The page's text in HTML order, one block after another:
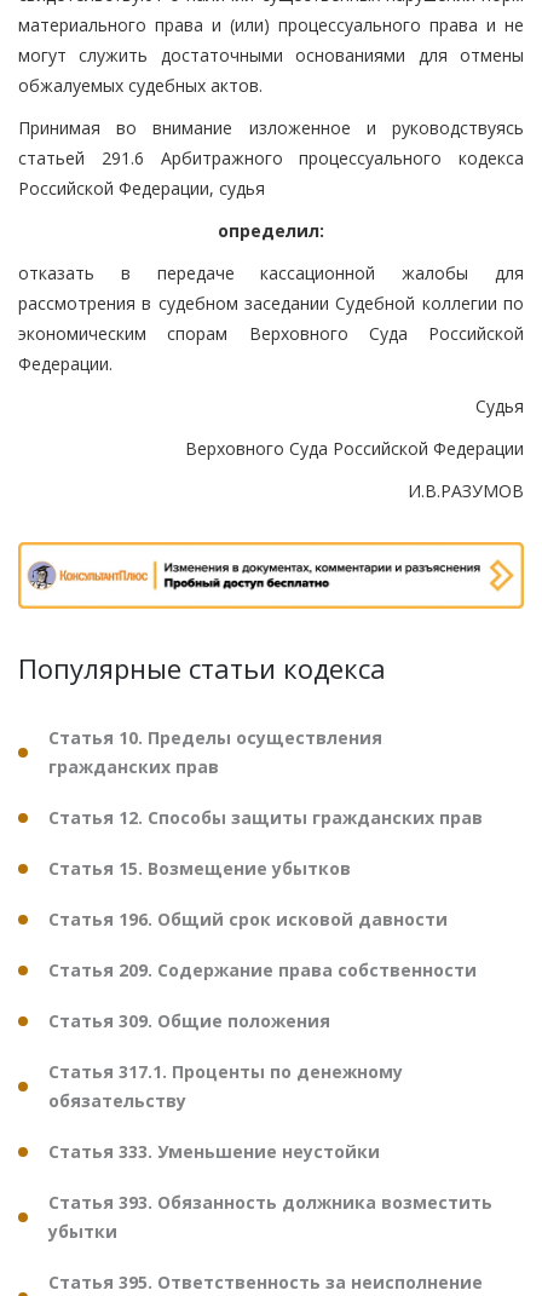
материального права и (или) процессуального права и не
могут служить достаточными основаниями для отмены
обжалуемых судебных актов.
Принимая во внимание изложенное и руководствуясь
статьей 291.6 Арбитражного процессуального кодекса
Российской Федерации, судья
определил:
отказать в передаче кассационной жалобы для
рассмотрения в судебном заседании Судебной коллегии по
экономическим спорам Верховного Суда Российской
Федерации.
Судья
Верховного Суда Российской Федерации
И.В.РАЗУМОВ
Популярные статьи кодекса
Статья 10. Пределы осуществления
гражданских прав
Статья 12. Способы защиты гражданских прав
Статья 15. Возмещение убытков
Статья 196. Общий срок исковой давности
Статья 209. Содержание права собственности
Статья 309. Общие положения
Статья 317.1. Проценты по денежному
обязательству
Статья 333. Уменьшение неустойки
Статья 393. Обязанность должника возместить
убытки
Статья 395. Ответственность за неисполнение